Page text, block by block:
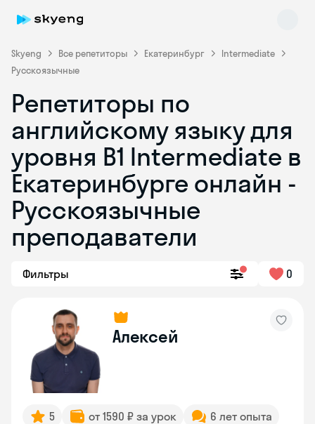
Skyeng Все репетиторы Екатеринбург
Intermediate
Русскоязычные
Репетиторы по
английскому языку для
уровня B1 Intermediate в
Екатеринбурге онлайн -
Русскоязычные
преподаватели
Фильтры 0
Алексей
5 от 1590 ₽ за урок
6 лет опыта
Skyeng Chat